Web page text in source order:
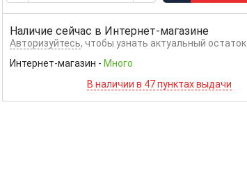
Наличие сейчас в Интернет-магазине
Авторизуйтесь, чтобы узнать актуальный остаток
Интернет-магазин - Много
В наличии в 47 пунктах выдачи